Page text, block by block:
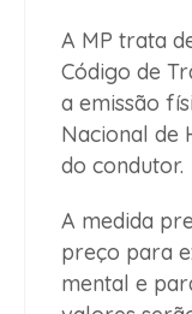
A MP trata
Código de
a emissão
Nacional de
do condutor.
A medida
preço para
mental e